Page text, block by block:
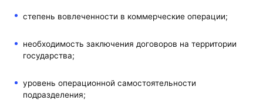
степень вовлеченности в коммерческие операции;
необходимость заключения договоров на территории
государства;
уровень операционной самостоятельности
подразделения;